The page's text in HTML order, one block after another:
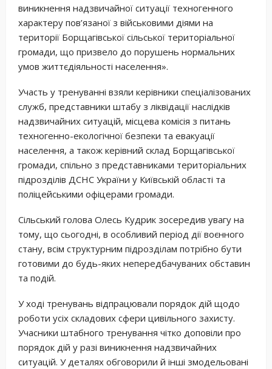
виникнення надзвичайної ситуації техногенного
характеру пов’язаної з військовими діями на
території Борщагівської сільської територіальної
громади, що призвело до порушень нормальних
умов життєдіяльності населення».
Участь у тренуванні взяли керівники спеціалізованих
служб, представники штабу з ліквідації наслідків
надзвичайних ситуацій, місцева комісія з питань
техногенно-екологічної безпеки та евакуації
населення, а також керівний склад Борщагівської
громади, спільно з представниками територіальних
підрозділів ДСНС України у Київській області та
поліцейськими офіцерами громади.
Сільський голова Олесь Кудрик зосередив увагу на
тому, що сьогодні, в особливий період дії воєнного
стану, всім структурним підрозділам потрібно бути
готовими до будь-яких непередбачуваних обставин
та подій.
У ході тренувань відпрацювали порядок дій щодо
роботи усіх складових сфери цивільного захисту.
Учасники штабного тренування чітко доповіли про
порядок дій у разі виникнення надзвичайних
ситуацій. У деталях обговорили й інші змодельовані